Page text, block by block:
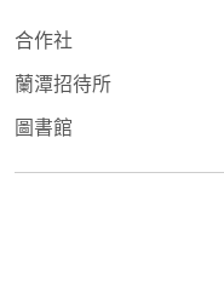
合作社
蘭潭招待所
圖書館